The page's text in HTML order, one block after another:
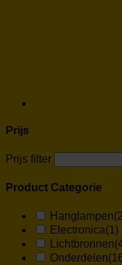
Prijs
Prijs filter
Product Categorie
Hanglampen
Electronica(1)
Lichtbronnen
Onderdelen